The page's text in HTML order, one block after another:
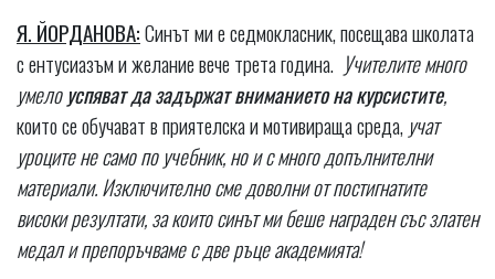
Я. ЙОРДАНОВА:Синът ми е седмокласник, посещава школата
с ентусиазъм и желание вече трета година. Учителите много
умелоуспяват да задържат вниманието на курсистите,
които се обучават в приятелска и мотивираща среда, учат
уроците не само по учебник, но и с много допълнителни
материали.Изключително сме доволни от постигнатите
високи резултати, за които синът ми беше награден със златен
медал и препоръчваме с две ръце академията!